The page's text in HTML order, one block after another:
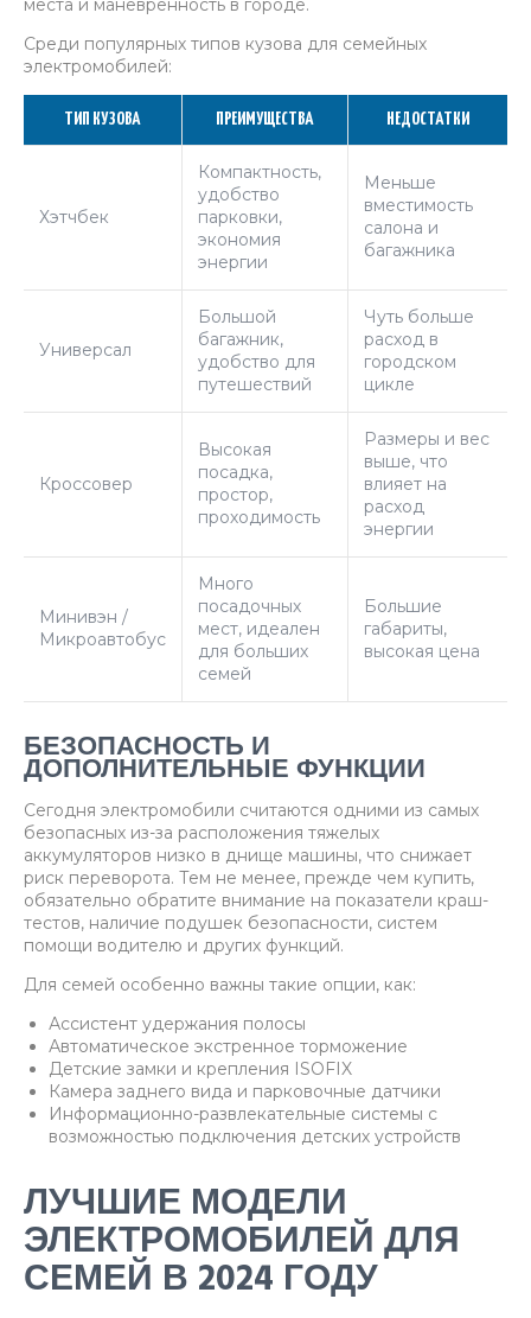
места и маневренность в городе.
Среди популярных типов кузова для семейных
электромобилей:
ТИП КУЗОВА ПРЕИМУЩЕСТВА НЕДОСТАТКИ
Хэтчбек
Компактность,
удобство
парковки,
экономия
энергии
Меньше
вместимость
салона и
багажника
Универсал
Большой
багажник,
удобство для
путешествий
Чуть больше
расход в
городском
цикле
Кроссовер
Высокая
посадка,
простор,
проходимость
Размеры и вес
выше, что
влияет на
расход
энергии
Минивэн /
Микроавтобус
Много
посадочных
мест, идеален
для больших
семей
Большие
габариты,
высокая цена
БЕЗОПАСНОСТЬ И
ДОПОЛНИТЕЛЬНЫЕ ФУНКЦИИ
Сегодня электромобили считаются одними из самых
безопасных из-за расположения тяжелых
аккумуляторов низко в днище машины, что снижает
риск переворота. Тем не менее, прежде чем купить,
обязательно обратите внимание на показатели краш-
тестов, наличие подушек безопасности, систем
помощи водителю и других функций.
Для семей особенно важны такие опции, как:
Ассистент удержания полосы
Автоматическое экстренное торможение
Детские замки и крепления ISOFIX
Камера заднего вида и парковочные датчики
Информационно-развлекательные системы с
возможностью подключения детских устройств
ЛУЧШИЕ МОДЕЛИ
ЭЛЕКТРОМОБИЛЕЙ ДЛЯ
СЕМЕЙ В 2024 ГОДУ